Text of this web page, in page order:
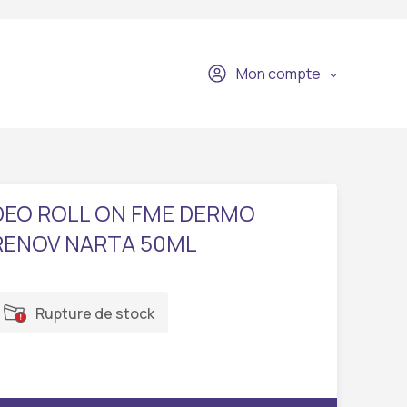
Mon compte
ROLL ON FME DERMO
NARTA 50ML
Rupture de stock